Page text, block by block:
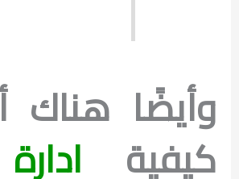
وأيضًا هناك
كيفية